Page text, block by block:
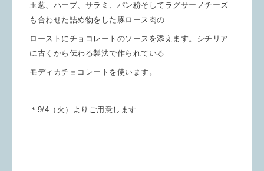
玉葱、ハーブ、サラミ、パン粉そしてラグサーノチーズ
も合わせた詰め物をした豚ロース肉の
ローストにチョコレートのソースを添えます。シチリア
に古くから伝わる製法で作られている
モディカチョコレートを使います。
＊9/4（火）よりご用意します